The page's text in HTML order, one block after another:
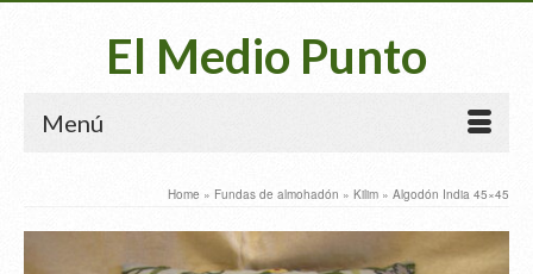
El Medio Punto
Menú
Home » Fundas de almohadón » Kilim » Algodón India 45×45